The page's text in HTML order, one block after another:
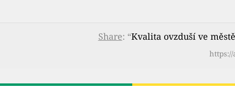
Share: “Kvalita ovzduší ve
https://